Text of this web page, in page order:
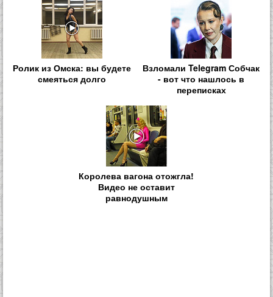
Ролик из Омска: вы будете
смеяться долго
Взломали Telegram Собчак
- вот что нашлось в
переписках
Королева вагона отожгла!
Видео не оставит
равнодушным